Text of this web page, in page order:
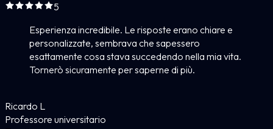
5
Esperienza incredibile. Le risposte erano chiare e
personalizzate, sembrava che sapessero
esattamente cosa stava succedendo nella mia vita.
Tornerò sicuramente per saperne di più.
Ricardo L
Professore universitario